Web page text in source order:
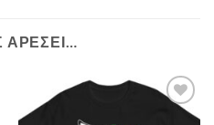
ΑΡΈΣΕΙ…
Πρόσθήκη